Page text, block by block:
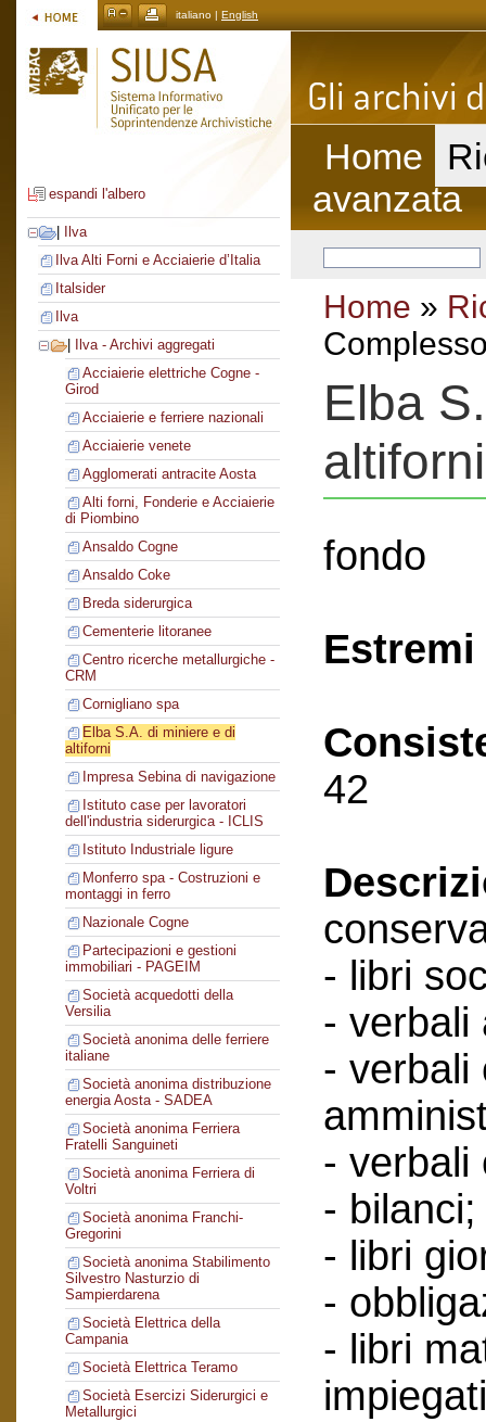
italiano | English
espandi l'albero
Ilva
Ilva Alti Forni e Acciaierie d’Italia
Italsider
Ilva
Ilva - Archivi aggregati
Acciaierie elettriche Cogne -
Girod
Acciaierie e ferriere nazionali
Acciaierie venete
Agglomerati antracite Aosta
Alti forni, Fonderie e Acciaierie
di Piombino
Ansaldo Cogne
Ansaldo Coke
Breda siderurgica
Cementerie litoranee
Centro ricerche metallurgiche -
CRM
Cornigliano spa
Elba S.A. di miniere e di
altiforni
Impresa Sebina di navigazione
Istituto case per lavoratori
dell'industria siderurgica - ICLIS
Istituto Industriale ligure
Monferro spa - Costruzioni e
montaggi in ferro
Nazionale Cogne
Partecipazioni e gestioni
immobiliari - PAGEIM
Società acquedotti della
Versilia
Società anonima delle ferriere
italiane
Società anonima distribuzione
energia Aosta - SADEA
Società anonima Ferriera
Fratelli Sanguineti
Società anonima Ferriera di
Voltri
Società anonima Franchi-
Gregorini
Società anonima Stabilimento
Silvestro Nasturzio di
Sampierdarena
Società Elettrica della
Campania
Società Elettrica Teramo
Società Esercizi Siderurgici e
Metallurgici
Home
avanzata
Home »
Elba
altiforni
fondo
42
- libri
- verbali
- verbali
- verbali
- bilanci;
- libri
-
- libri